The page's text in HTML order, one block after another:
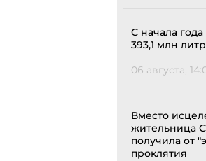
С начала
393,1 млн
06 августа,
Вместо
жительница
получила от
проклятия